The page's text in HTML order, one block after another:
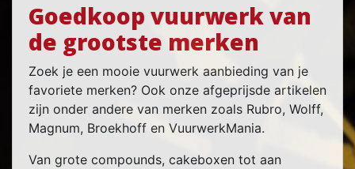
Goedkoop vuurwerk van
de grootste merken
Zoek je een mooie vuurwerk aanbieding van je
favoriete merken? Ook onze afgeprijsde artikelen
zijn onder andere van merken zoals Rubro, Wolff,
Magnum, Broekhoff en VuurwerkMania.
Van grote compounds, cakeboxen tot aan